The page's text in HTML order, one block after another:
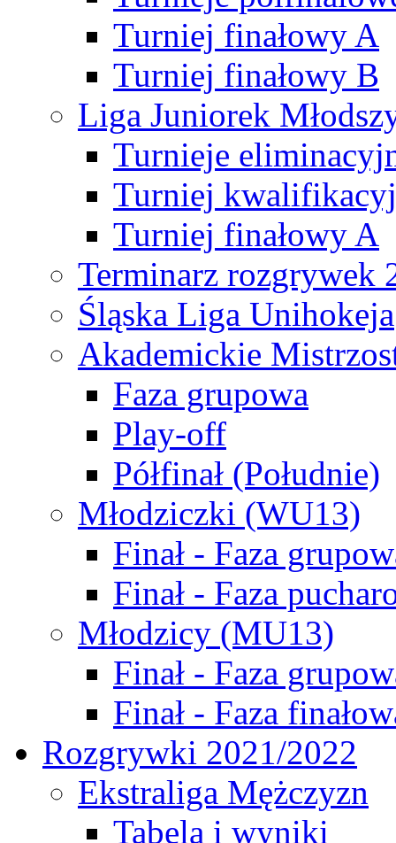
Turniej finałowy A
Turniej finałowy B
Liga Juniorek
Turnieje
Turniej
Turniej finałowy A
Terminarz rozgrywek
Śląska Liga Unihokeja
Akademickie
Faza grupowa
Play-off
Półfinał (Południe)
Młodziczki (WU13)
Finał - Faza
Finał - Faza
Młodzicy (MU13)
Finał - Faza
Finał - Faza
Rozgrywki 2021/2022
Ekstraliga Mężczyzn
Tabela i wyniki